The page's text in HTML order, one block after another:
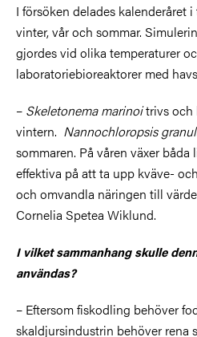
I försöken delades kalenderåret
vinter, vår och sommar.
gjordes vid olika temperaturer
laboratoriebioreaktorer med
– Skeletonema marinoitrivs och
vintern. Nannochloropsis
sommaren. På våren växer
effektiva på att ta upp kväve-
och omvandla näringen till
Cornelia Spetea Wiklund.
I vilket sammanhang skulle
användas?
– Eftersom fiskodling behöver
skaldjursindustrin behöver rena